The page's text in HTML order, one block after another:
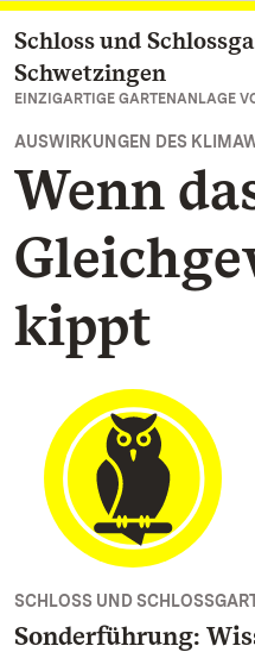
Zum Hauptinhalt
Schloss und
Schwetzingen
EINZIGARTIGE GARTENANLAGE
AUSWIRKUNGEN DES
Wenn
kippt
SCHLOSS UND
Sonderführung: